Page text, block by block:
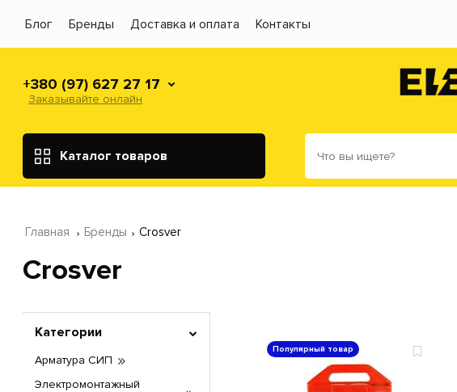
Блог Бренды Доставка и оплата Контакты
+380 (97) 627 27 17
Заказывайте онлайн
Каталог товаров
Главная Бренды Crosver
Crosver
Категории
Арматура СИП
Электромонтажный
Популярный товар